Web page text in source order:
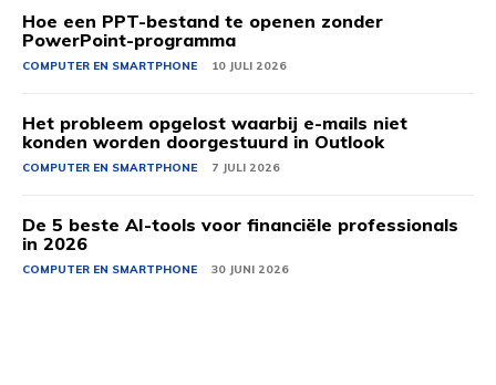
Hoe een PPT-bestand te openen zonder
PowerPoint-programma
COMPUTER EN SMARTPHONE 10 JULI 2026
Het probleem opgelost waarbij e-mails niet
konden worden doorgestuurd in Outlook
COMPUTER EN SMARTPHONE 7 JULI 2026
De 5 beste AI-tools voor financiële professionals
in 2026
COMPUTER EN SMARTPHONE 30 JUNI 2026